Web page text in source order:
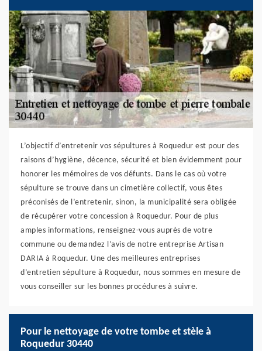
L’objectif d’entretenir vos sépultures à Roquedur est pour des
raisons d’hygiène, décence, sécurité et bien évidemment pour
honorer les mémoires de vos défunts. Dans le cas où votre
sépulture se trouve dans un cimetière collectif, vous êtes
préconisés de l’entretenir, sinon, la municipalité sera obligée
de récupérer votre concession à Roquedur. Pour de plus
amples informations, renseignez-vous auprès de votre
commune ou demandez l’avis de notre entreprise Artisan
DARIA à Roquedur. Une des meilleures entreprises
d’entretien sépulture à Roquedur, nous sommes en mesure de
vous conseiller sur les bonnes procédures à suivre.
Pour le nettoyage de votre tombe et stèle à
Roquedur 30440